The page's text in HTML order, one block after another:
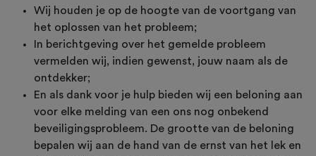
Wij houden je op de hoogte van de voortgang van
het oplossen van het probleem;
In berichtgeving over het gemelde probleem
vermelden wij, indien gewenst, jouw naam als de
ontdekker;
En als dank voor je hulp bieden wij een beloning aan
voor elke melding van een ons nog onbekend
beveiligingsprobleem. De grootte van de beloning
bepalen wij aan de hand van de ernst van het lek en